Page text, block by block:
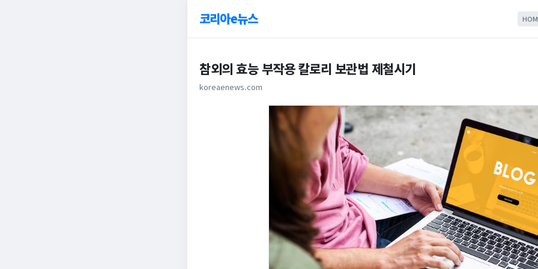
코리아e뉴스
참외의 효능 부작용 칼로리 보관법 제철시기
koreaenews.com